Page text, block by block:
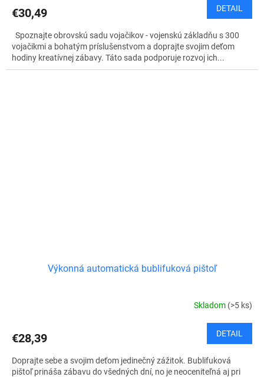
€30,49 DETAIL
Spoznajte obrovskú sadu vojačikov - vojenskú základňu s 300
vojačikmi a bohatým príslušenstvom a doprajte svojim deťom
hodiny kreatívnej zábavy. Táto sada podporuje rozvoj ich...
Výkonná automatická bublifuková pištoľ
Skladom (>5 ks)
€28,39 DETAIL
Doprajte sebe a svojim deťom jedinečný zážitok. Bublifuková
pištoľ prináša zábavu do všedných dní, no je neoceniteľná aj pri